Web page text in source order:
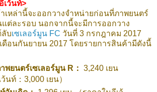
เว้นท์>
ล่านี้จะออกวางจำหน่ายก่อนที่ภาพยนตร์
แต่ละรอบ นอกจากนี้จะมีการออกวาง
ลับเซเลอร์มูน FC วันที่ 3 กรกฎาคม 2017
ดือนกันยายน 2017 โดยรายการสินค้ามีดังนี้
พยนตร์เซเลอร์มูน R： 3,240 เยน
นท์：3,000 เยน）